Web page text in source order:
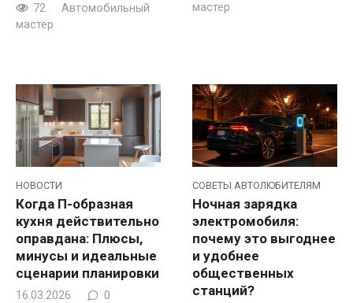
72
Автомобильный
мастер
мастер
НОВОСТИ
Когда П-образная
кухня действительно
оправдана: Плюсы,
минусы и идеальные
сценарии планировки
16.03.2026
0
CОВЕТЫ АВТОЛЮБИТЕЛЯМ
Ночная зарядка
электромобиля:
почему это выгоднее
и удобнее
общественных
станций?